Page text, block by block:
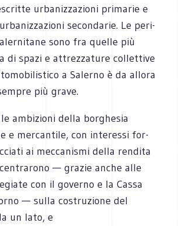
urba­niz­za­zioni pri­ma­rie e
secon­da­rie. Le peri­
sono fra quelle più
di spazi e attrez­za­ture col­let­tive
a Salerno è da allora
più grave.
ambi­zioni della bor­ghe­sia
e mer­can­tile, con inte­ressi for­
ai mec­ca­ni­smi della ren­dita
— gra­zie anche alle
con il governo e la Cassa
— sulla costru­zione del
un lato, e